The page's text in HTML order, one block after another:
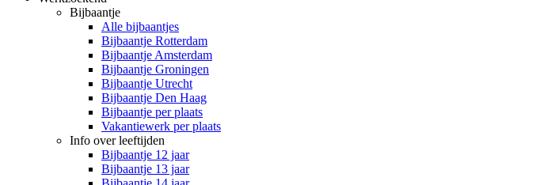
Bijbaantje
Alle bijbaantjes
Bijbaantje Rotterdam
Bijbaantje Amsterdam
Bijbaantje Groningen
Bijbaantje Utrecht
Bijbaantje Den Haag
Bijbaantje per plaats
Vakantiewerk per plaats
Info over leeftijden
Bijbaantje 12 jaar
Bijbaantje 13 jaar